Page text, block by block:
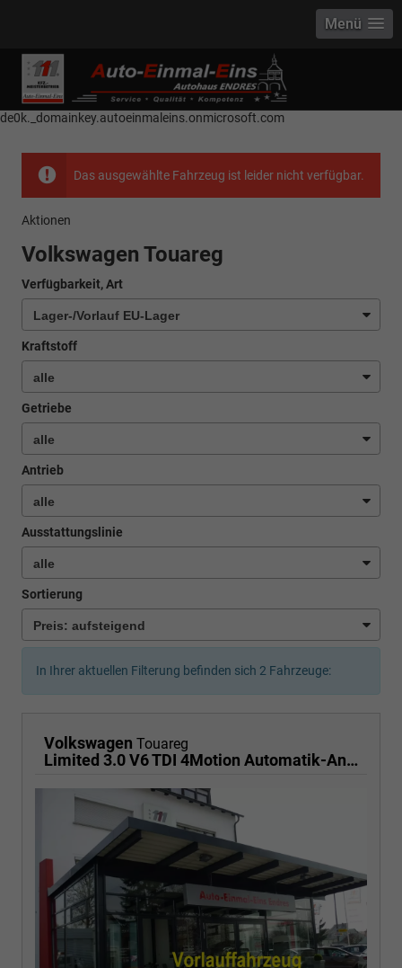
------------ Host Name : selector1._domainkey Points to address or value:
selector1-aee-de0k._domainkey.autoeinmaleins.onmicrosoft.com Host
Name : selector2._domainkey Points to address or value: selector2-aee-
de0k._domainkey.autoeinmaleins.onmicrosoft.com
Menü
Das ausgewählte Fahrzeug ist leider nicht verfügbar.
Aktionen
Volkswagen Touareg
Verfügbarkeit, Art
Kraftstoff
Getriebe
Antrieb
Ausstattungslinie
Sortierung
In Ihrer aktuellen Filterung befinden sich 2 Fahrzeuge:
Volkswagen Touareg
Limited 3.0 V6 TDI 4Motion Automatik-Anhängerkupplung-Navi-Keyless-ACC-Sitzheizung-Lenkradheizung-el.Heckklappe-18''Alu-Sofort